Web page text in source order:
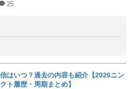
25
はいつ？過去の内容も紹介【2026ニン
ト履歴・周期まとめ】